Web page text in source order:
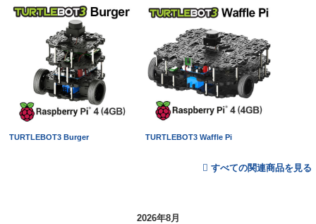
TURTLEBOT3 Burger TURTLEBOT3 Waffle Pi
すべての関連商品を見る
2026年8月